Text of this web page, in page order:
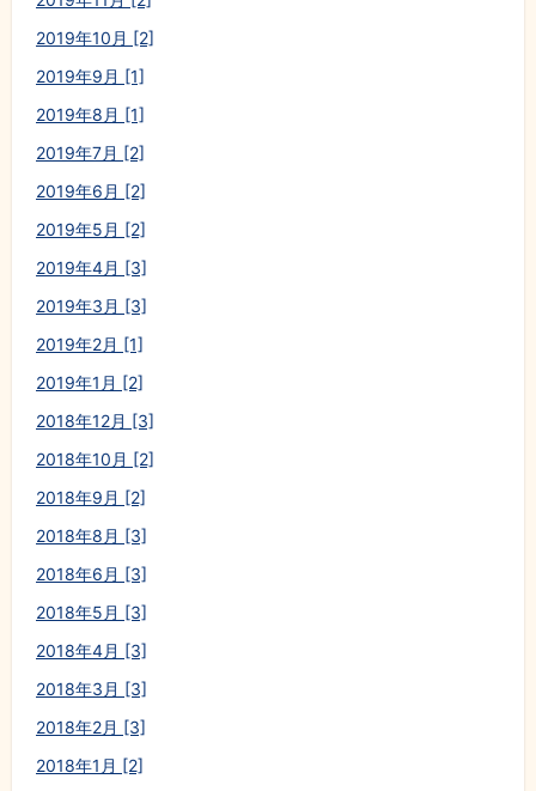
2019年10月 [2]
2019年9月 [1]
2019年8月 [1]
2019年7月 [2]
2019年6月 [2]
2019年5月 [2]
2019年4月 [3]
2019年3月 [3]
2019年2月 [1]
2019年1月 [2]
2018年12月 [3]
2018年10月 [2]
2018年9月 [2]
2018年8月 [3]
2018年6月 [3]
2018年5月 [3]
2018年4月 [3]
2018年3月 [3]
2018年2月 [3]
2018年1月 [2]